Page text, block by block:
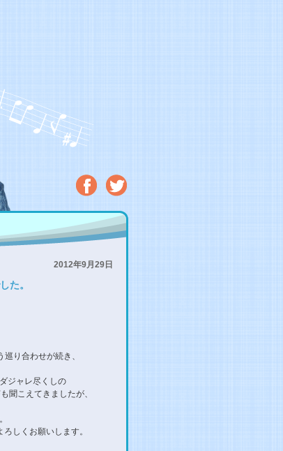
2012年9月29日
た。
り合わせが続き、
ジャレ尽くしの
聞こえてきましたが、
しくお願いします。